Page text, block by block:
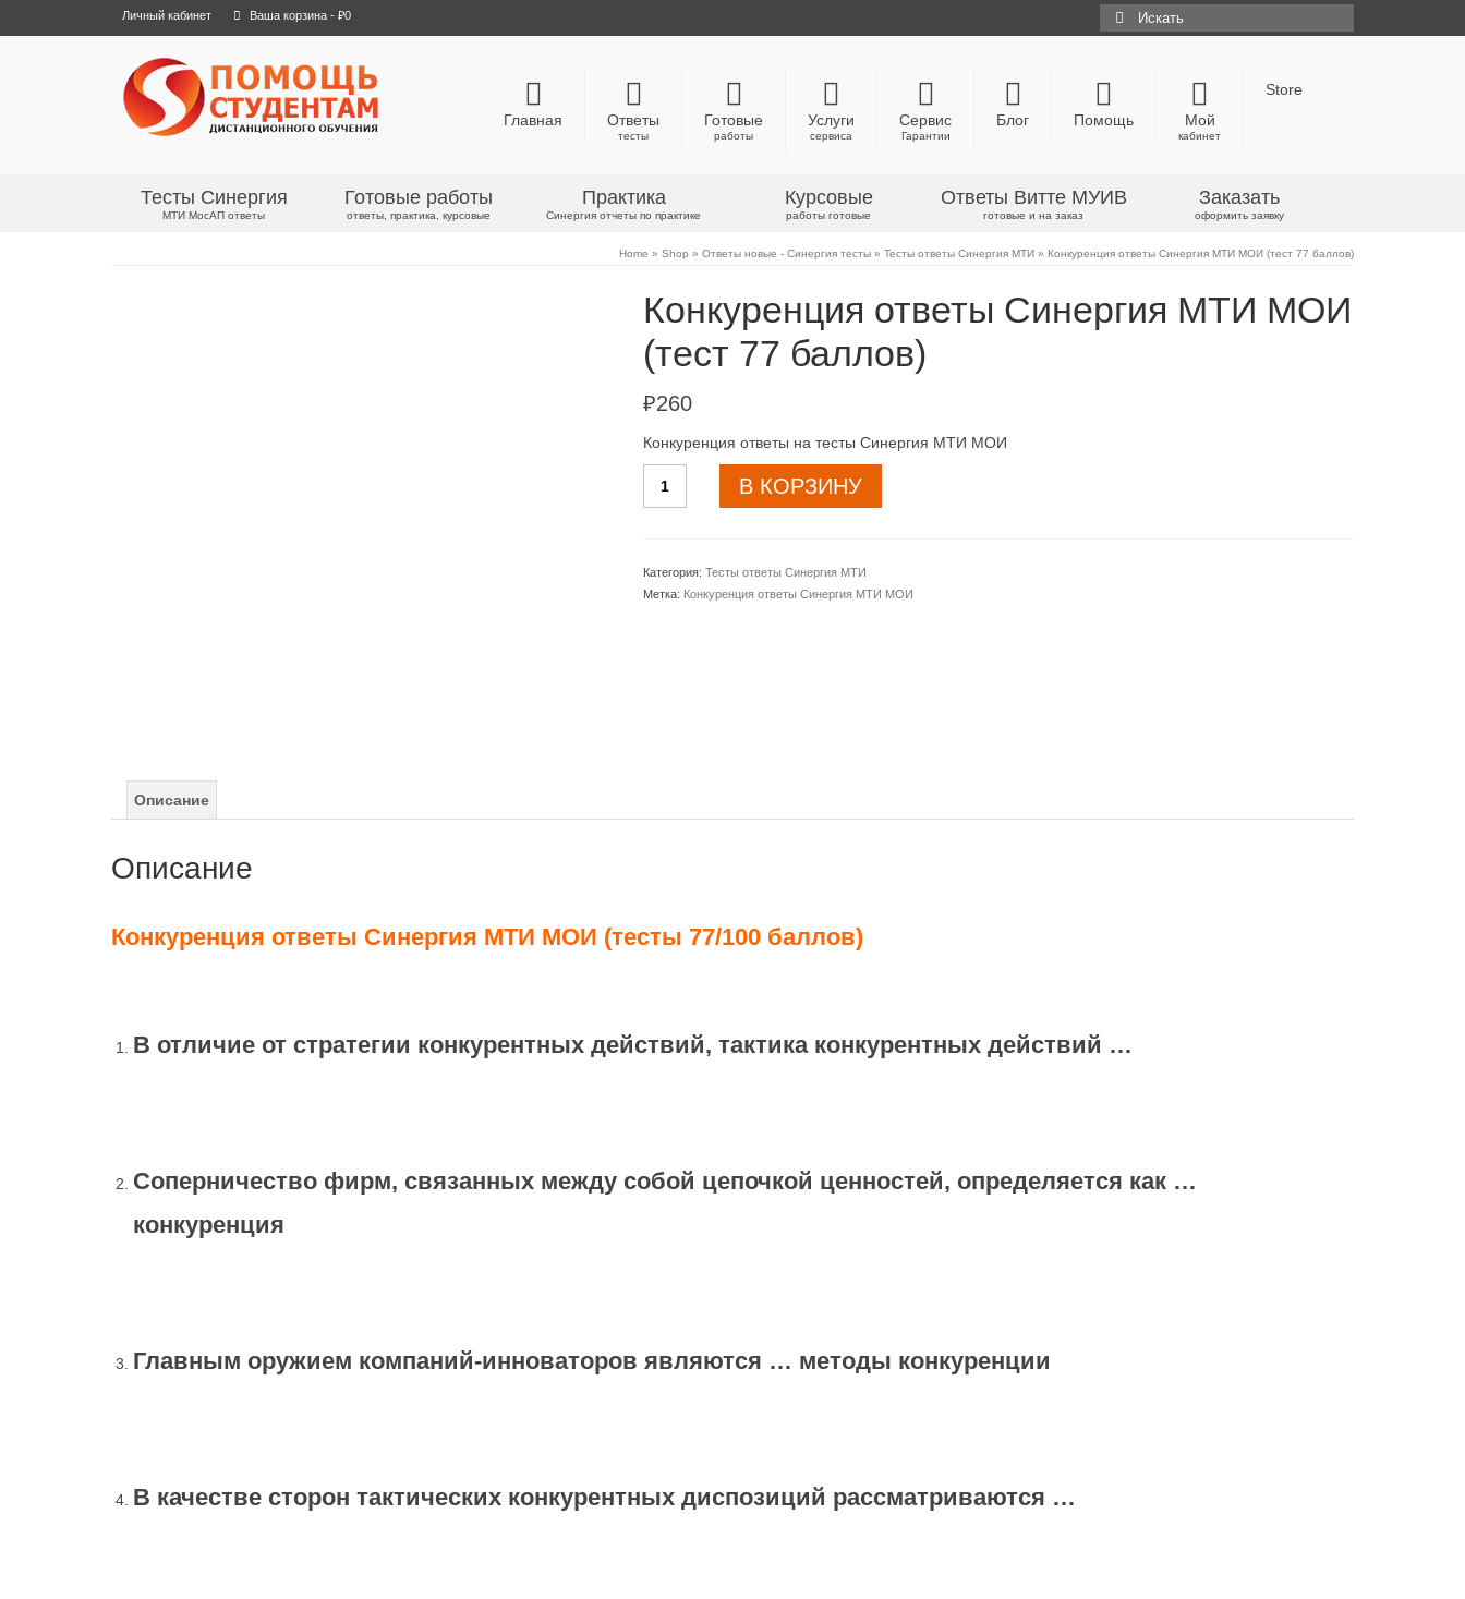
Личный кабинет Ваша корзина - ₽0 Искать:
Главная Ответы
тесты
Готовые
работы
Услуги
сервиса
Сервис
Гарантии
Блог Помощь Мой
кабинет
Store
Тесты Синергия
МТИ МосАП ответы
Готовые работы
ответы, практика, курсовые
Практика
Синергия отчеты по практике
Курсовые
работы готовые
Ответы Витте МУИВ
готовые и на заказ
Заказать
оформить заявку
Home » Shop » Ответы новые - Синергия тесты » Тесты ответы Синергия МТИ » Конкуренция ответы Синергия МТИ МОИ (тест 77 баллов)
Конкуренция ответы Синергия МТИ МОИ
(тест 77 баллов)
₽260
Конкуренция ответы на тесты Синергия МТИ МОИ
товара
В КОРЗИНУ
Категория: Тесты ответы Синергия МТИ
Метка: Конкуренция ответы Синергия МТИ МОИ
Описание
Описание
Конкуренция ответы Синергия МТИ МОИ (тесты 77/100 баллов)
В отличие от стратегии конкурентных действий, тактика конкурентных действий …
Соперничество фирм, связанных между собой цепочкой ценностей, определяется как …
конкуренция
Главным оружием компаний-инноваторов являются … методы конкуренции
В качестве сторон тактических конкурентных диспозиций рассматриваются …